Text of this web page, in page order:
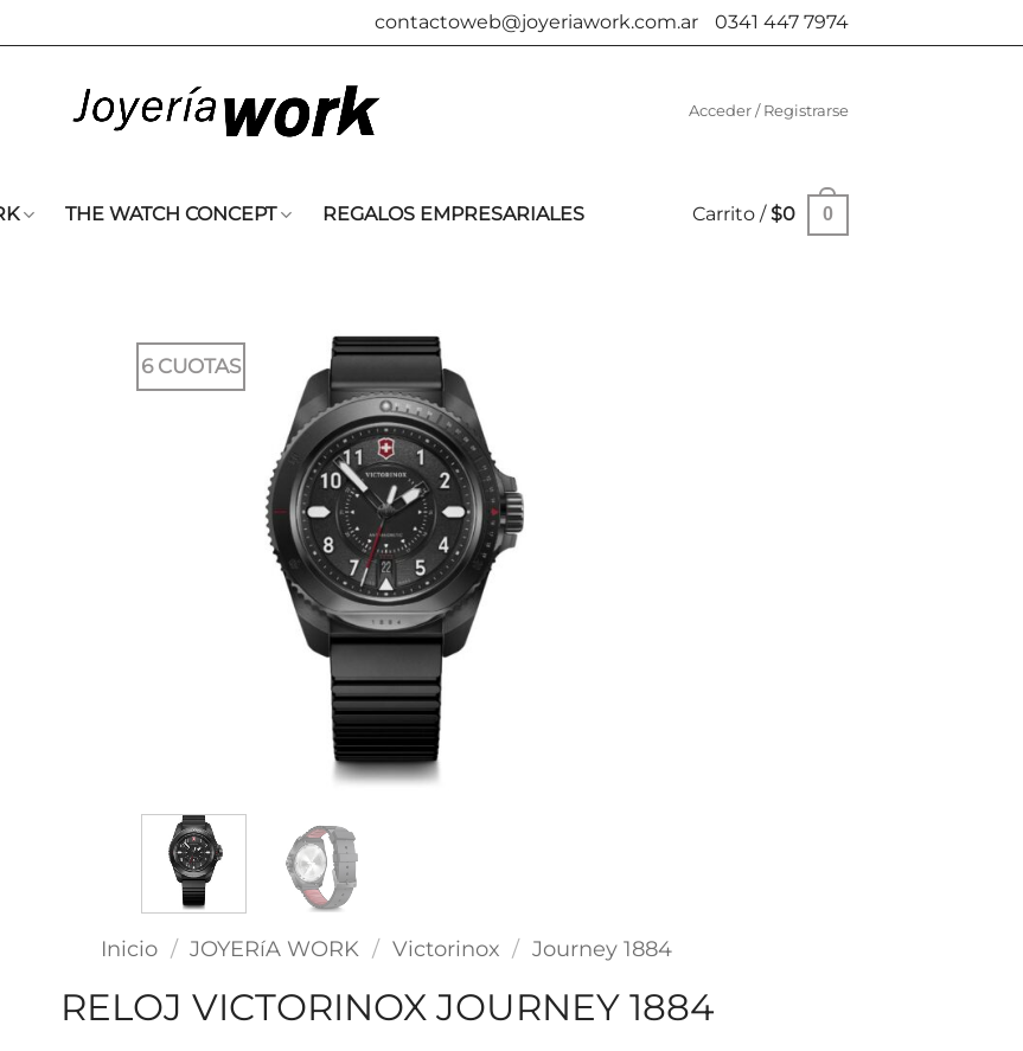
contactoweb@joyeriawork.com.ar 0341 447 7974
Acceder / Registrarse
THE WATCH CONCEPT REGALOS EMPRESARIALES Carrito /$0 0
6 CUOTAS
Inicio / JOYERíA WORK / Victorinox / Journey 1884
RELOJ VICTORINOX JOURNEY 1884